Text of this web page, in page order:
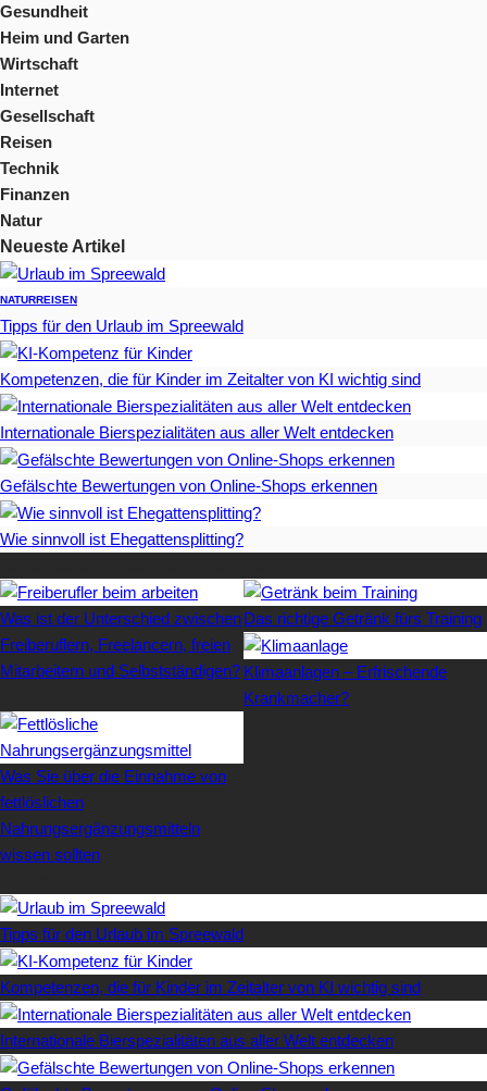
Gesundheit
Heim und Garten
Wirtschaft
Internet
Gesellschaft
Reisen
Technik
Finanzen
Natur
Neueste Artikel
NATURREISEN
Tipps für den Urlaub im Spreewald
Kompetenzen, die für Kinder im Zeitalter von KI wichtig sind
Internationale Bierspezialitäten aus aller Welt entdecken
Gefälschte Bewertungen von Online-Shops erkennen
Wie sinnvoll ist Ehegattensplitting?
Was ist der Unterschied zwischen
Freiberuflern, Freelancern, freien
Mitarbeitern und Selbstständigen?
Das richtige Getränk fürs Training
Klimaanlagen – Erfrischende
Krankmacher?
Was Sie über die Einnahme von
fettlöslichen
Nahrungsergänzungsmitteln
wissen sollten
Tipps für den Urlaub im Spreewald
Kompetenzen, die für Kinder im Zeitalter von KI wichtig sind
Internationale Bierspezialitäten aus aller Welt entdecken